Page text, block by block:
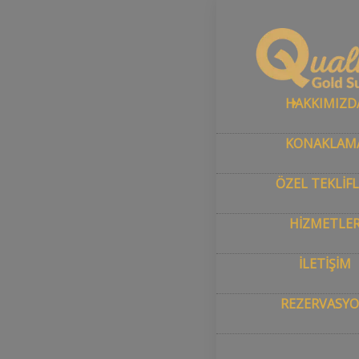
ÖZEL
İLETİŞİM
Ana sayfa